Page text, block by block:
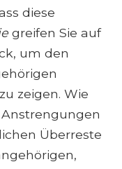
diese
greifen Sie auf
um den
zeigen. Wie
Überreste